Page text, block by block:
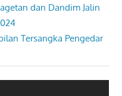
dan Dandim Jalin
Tersangka Pengedar